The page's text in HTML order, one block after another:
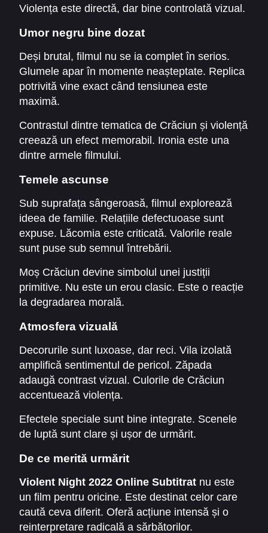
Violența este directă, dar bine controlată vizual.
Umor negru bine dozat
Deși brutal, filmul nu se ia complet în serios.
Glumele apar în momente neașteptate. Replica
potrivită vine exact când tensiunea este
maximă.
Contrastul dintre tematica de Crăciun și violență
creează un efect memorabil. Ironia este una
dintre armele filmului.
Temele ascunse
Sub suprafața sângeroasă, filmul explorează
ideea de familie. Relațiile defectuoase sunt
expuse. Lăcomia este criticată. Valorile reale
sunt puse sub semnul întrebării.
Moș Crăciun devine simbolul unei justiții
primitive. Nu este un erou clasic. Este o reacție
la degradarea morală.
Atmosfera vizuală
Decorurile sunt luxoase, dar reci. Vila izolată
amplifică sentimentul de pericol. Zăpada
adaugă contrast vizual. Culorile de Crăciun
accentuează violența.
Efectele speciale sunt bine integrate. Scenele
de luptă sunt clare și ușor de urmărit.
De ce merită urmărit
Violent Night 2022 Online Subtitrat nu este
un film pentru oricine. Este destinat celor care
caută ceva diferit. Oferă acțiune intensă și o
reinterpretare radicală a sărbătorilor.